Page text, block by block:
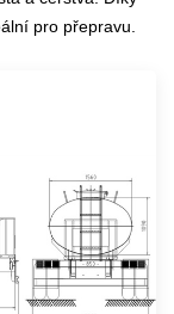
pro přepravu.